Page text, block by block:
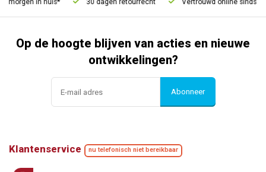
morgen in huis* 30 dagen retourrecht Vertrouwd online sinds
Op de hoogte blijven van acties en nieuwe
ontwikkelingen?
Abonneer
Klantenservice nu telefonisch niet bereikbaar